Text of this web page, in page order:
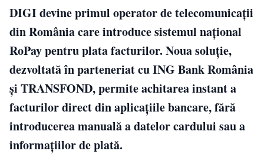
DIGI devine primul operator de telecomunicații
din România care introduce sistemul național
RoPay pentru plata facturilor. Noua soluție,
dezvoltată în parteneriat cu ING Bank România
și TRANSFOND, permite achitarea instant a
facturilor direct din aplicațiile bancare, fără
introducerea manuală a datelor cardului sau a
informațiilor de plată.